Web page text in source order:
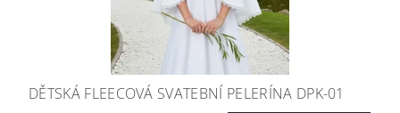
DĚTSKÁ FLEECOVÁ SVATEBNÍ PELERÍNA DPK-01